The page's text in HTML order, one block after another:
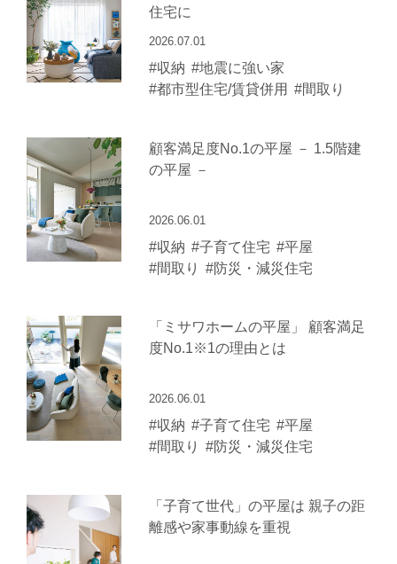
住宅に
2026.07.01
#収納 #地震に強い家
#都市型住宅/賃貸併用 #間取り
顧客満足度No.1の平屋 － 1.5階建
の平屋 －
2026.06.01
#収納 #子育て住宅 #平屋
#間取り
#防災・減災住宅
「ミサワホームの平屋」 顧客満足
度No.1※1の理由とは
2026.06.01
#収納 #子育て住宅 #平屋
#間取り
#防災・減災住宅
「子育て世代」の平屋は 親子の距
離感や家事動線を重視